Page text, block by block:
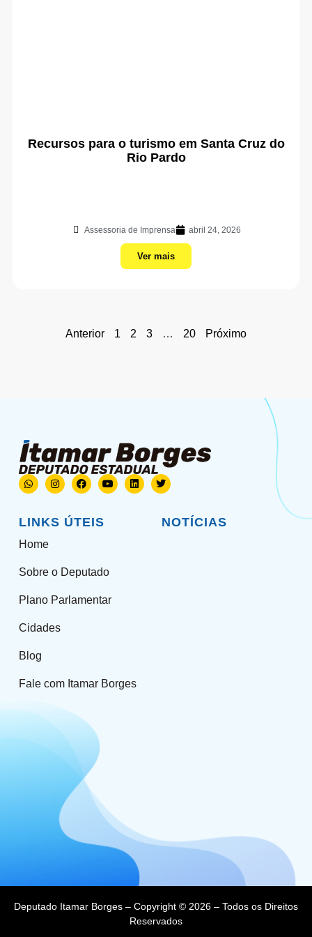
Recursos para o turismo em Santa Cruz do
Rio Pardo
Assessoria de Imprensa abril 24, 2026
Ver mais
Anterior 1 2 3 … 20 Próximo
LINKS ÚTEIS
Home
Sobre o Deputado
Plano Parlamentar
Cidades
Blog
Fale com Itamar Borges
NOTÍCIAS
Deputado Itamar Borges – Copyright © 2026 – Todos os Direitos
Reservados